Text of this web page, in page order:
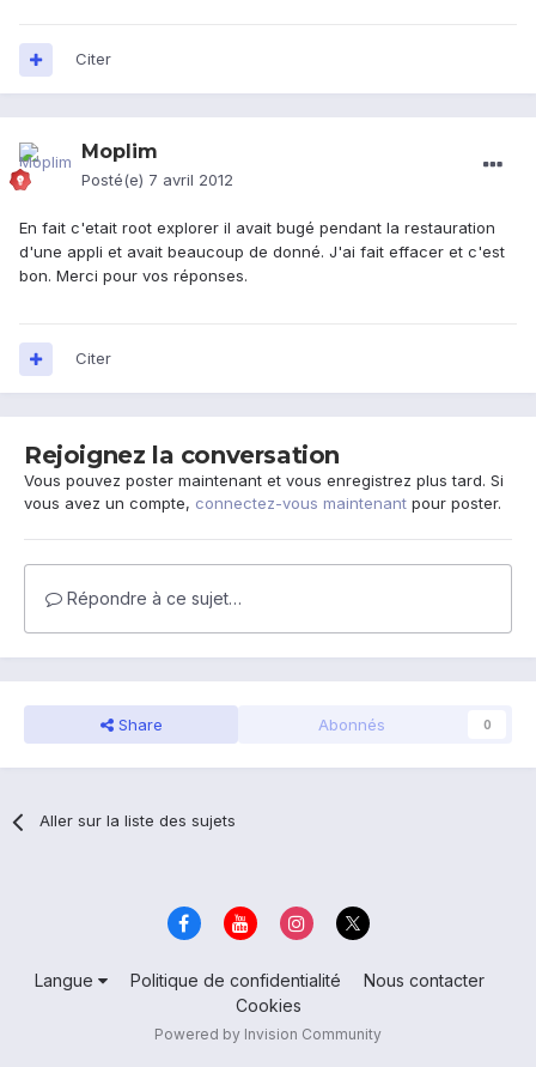
Citer
Moplim
Posté(e) 7 avril 2012
En fait c'etait root explorer il avait bugé pendant la restauration
d'une appli et avait beaucoup de donné. J'ai fait effacer et c'est
bon. Merci pour vos réponses.
Citer
Rejoignez la conversation
Vous pouvez poster maintenant et vous enregistrez plus tard. Si
vous avez un compte, connectez-vous maintenant pour poster.
Répondre à ce sujet…
Share Abonnés 0
Aller sur la liste des sujets
Langue Politique de confidentialité
Nous contacter
Cookies
Powered by Invision Community